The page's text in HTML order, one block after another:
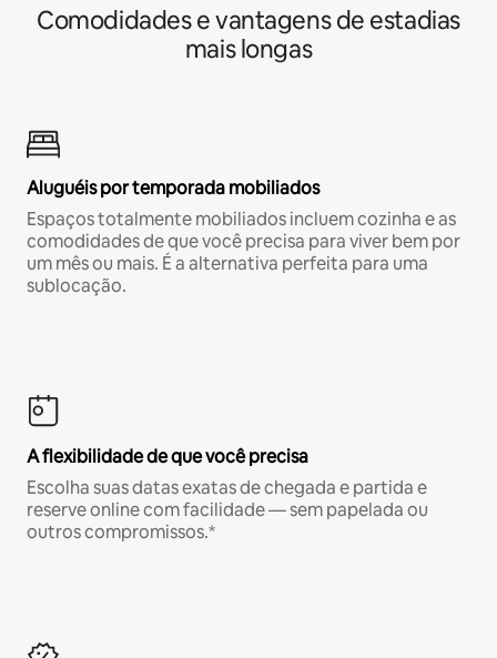
Comodidades e vantagens de estadias
mais longas
Aluguéis por temporada mobiliados
Espaços totalmente mobiliados incluem cozinha e as
comodidades de que você precisa para viver bem por
um mês ou mais. É a alternativa perfeita para uma
sublocação.
A flexibilidade de que você precisa
Escolha suas datas exatas de chegada e partida e
reserve online com facilidade — sem papelada ou
outros compromissos.*